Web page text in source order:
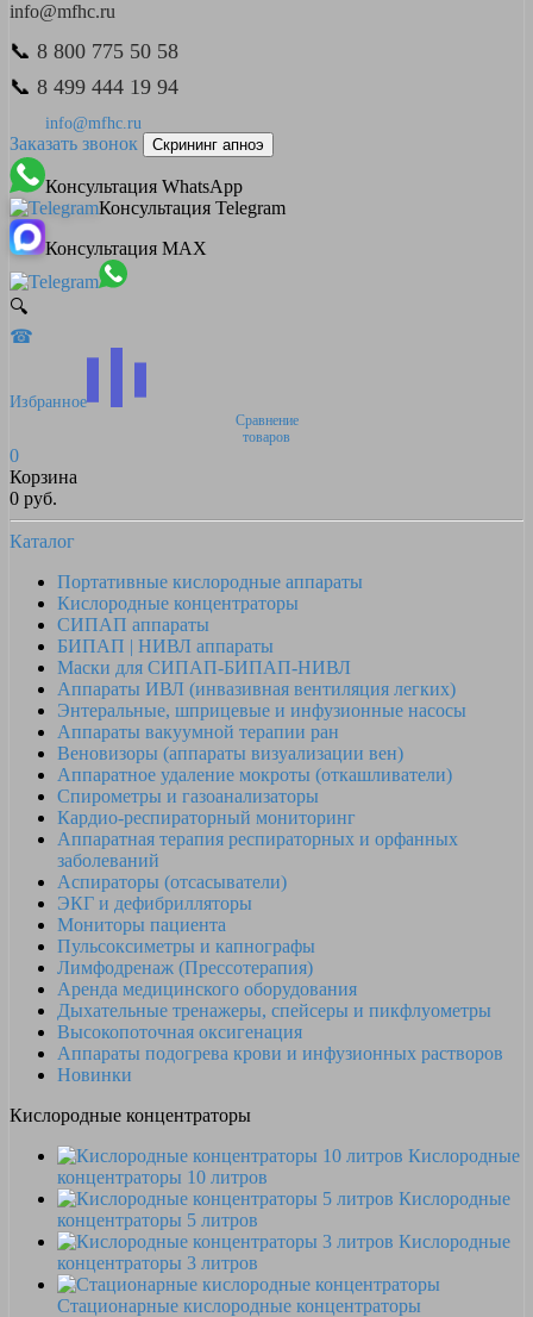
info@mfhc.ru
📞 8 800 775 50 58
📞 8 499 444 19 94
info@mfhc.ru
Заказать звонок Скрининг апноэ
Консультация WhatsApp
Консультация Telegram
Консультация MAX
🔍
☎
Избранное
Сравнение
товаров
0
Корзина
0 руб.
Каталог
Портативные кислородные аппараты
Кислородные концентраторы
СИПАП аппараты
БИПАП | НИВЛ аппараты
Маски для СИПАП-БИПАП-НИВЛ
Аппараты ИВЛ (инвазивная вентиляция легких)
Энтеральные, шприцевые и инфузионные насосы
Аппараты вакуумной терапии ран
Веновизоры (аппараты визуализации вен)
Аппаратное удаление мокроты (откашливатели)
Спирометры и газоанализаторы
Кардио-респираторный мониторинг
Аппаратная терапия респираторных и орфанных
заболеваний
Аспираторы (отсасыватели)
ЭКГ и дефибрилляторы
Мониторы пациента
Пульсоксиметры и капнографы
Лимфодренаж (Прессотерапия)
Аренда медицинского оборудования
Дыхательные тренажеры, спейсеры и пикфлуометры
Высокопоточная оксигенация
Аппараты подогрева крови и инфузионных растворов
Новинки
Кислородные концентраторы
Кислородные
концентраторы 10 литров
Кислородные
концентраторы 5 литров
Кислородные
концентраторы 3 литров
Стационарные кислородные концентраторы